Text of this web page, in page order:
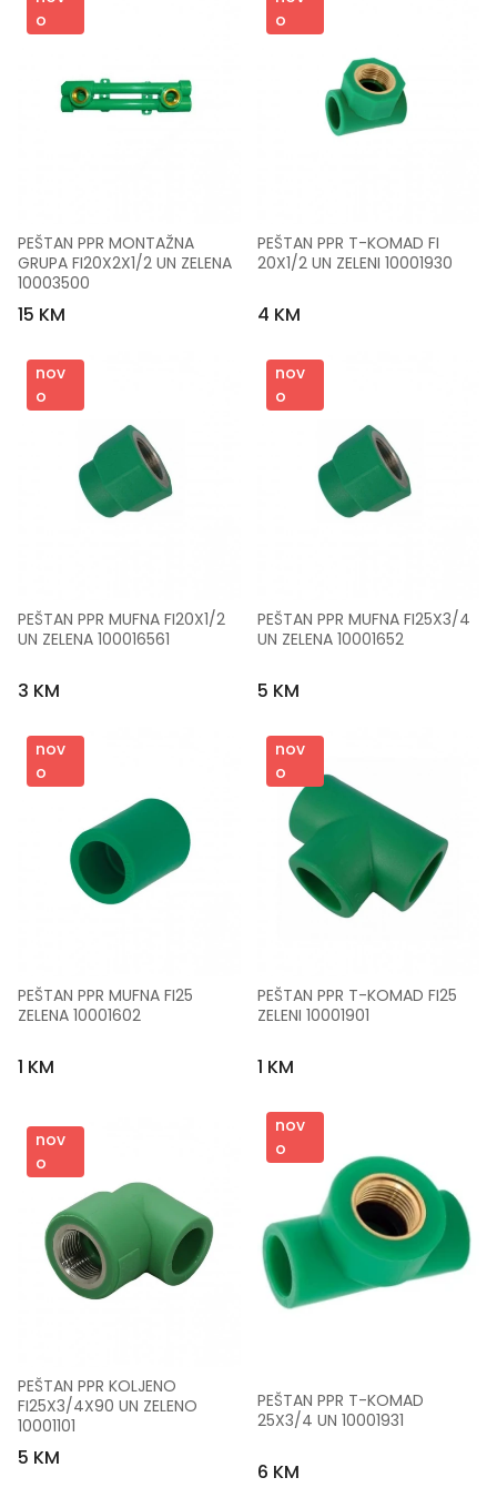
o
PEŠTAN PPR MONTAŽNA
GRUPA FI20X2X1/2 UN ZELENA
10003500
15 KM
o
PEŠTAN PPR T-KOMAD FI
20X1/2 UN ZELENI 10001930
4 KM
nov
o
PEŠTAN PPR MUFNA FI20X1/2
UN ZELENA 100016561
3 KM
nov
o
PEŠTAN PPR MUFNA FI25X3/4
UN ZELENA 10001652
5 KM
nov
o
PEŠTAN PPR MUFNA FI25
ZELENA 10001602
1 KM
nov
o
PEŠTAN PPR T-KOMAD FI25
ZELENI 10001901
1 KM
nov
o
PEŠTAN PPR KOLJENO
FI25X3/4X90 UN ZELENO
10001101
5 KM
nov
o
PEŠTAN PPR T-KOMAD
25X3/4 UN 10001931
6 KM